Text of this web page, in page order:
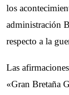
los
administración
respecto a la
Las
«Gran Bretaña